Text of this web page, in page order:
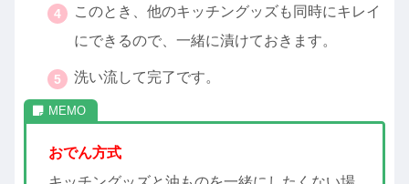
このとき、他のキッチングッズも同時にキレイ
にできるので、一緒に漬けておきます。
洗い流して完了です。
おでん方式